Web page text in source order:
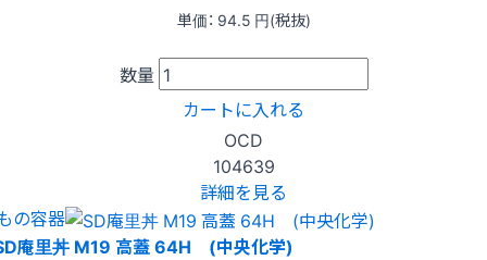
単価： 94.5 円(税抜)
数量
カートに入れる
OCD
104639
詳細を見る
の容器
庵里丼 M19 高蓋 64H (中央化学)